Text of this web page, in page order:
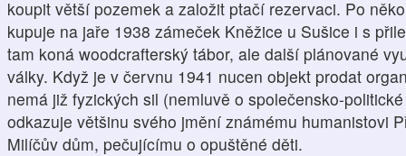
koupit větší pozemek a založit ptačí rezervaci. Po
kupuje na jaře 1938 zámeček Kněžice u Sušice i s
tam koná woodcrafterský tábor, ale další plánované
války. Když je v červnu 1941 nucen objekt prodat
nemá již fyzických sil (nemluvě o společensko-
odkazuje většinu svého jmění známému humanistovi
Milíčův dům, pečujícímu o opuštěné děti.